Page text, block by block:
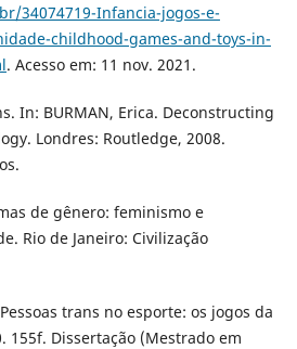
34074719-Infancia-jogos-e-
childhood-games-and-toys-in-
. Acesso em: 11 nov. 2021.
In: BURMAN, Erica. Deconstructing
Londres: Routledge, 2008.
de gênero: feminismo e
Rio de Janeiro: Civilização
trans no esporte: os jogos da
155f. Dissertação (Mestrado em